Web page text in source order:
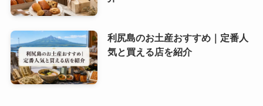
利尻島のお土産おすすめ｜定番人
気と買える店を紹介